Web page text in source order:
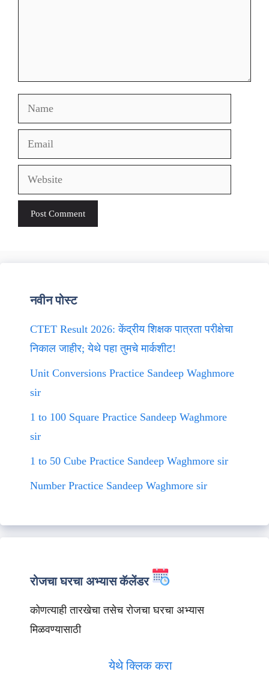
Name
Email
Website
नवीन पोस्ट
CTET Result 2026: केंद्रीय शिक्षक पात्रता परीक्षेचा
निकाल जाहीर; येथे पहा तुमचे मार्कशीट!
Unit Conversions Practice Sandeep Waghmore
sir
1 to 100 Square Practice Sandeep Waghmore
sir
1 to 50 Cube Practice Sandeep Waghmore sir
Number Practice Sandeep Waghmore sir
रोजचा घरचा अभ्यास कॅलेंडर
कोणत्याही तारखेचा तसेच रोजचा घरचा अभ्यास
मिळवण्यासाठी
येथे क्लिक करा